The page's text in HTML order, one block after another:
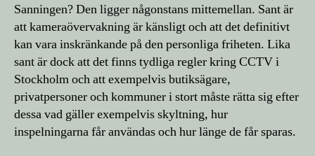
Sanningen? Den ligger någonstans mittemellan. Sant är
att kameraövervakning är känsligt och att det definitivt
kan vara inskränkande på den personliga friheten. Lika
sant är dock att det finns tydliga regler kring CCTV i
Stockholm och att exempelvis butiksägare,
privatpersoner och kommuner i stort måste rätta sig efter
dessa vad gäller exempelvis skyltning, hur
inspelningarna får användas och hur länge de får sparas.